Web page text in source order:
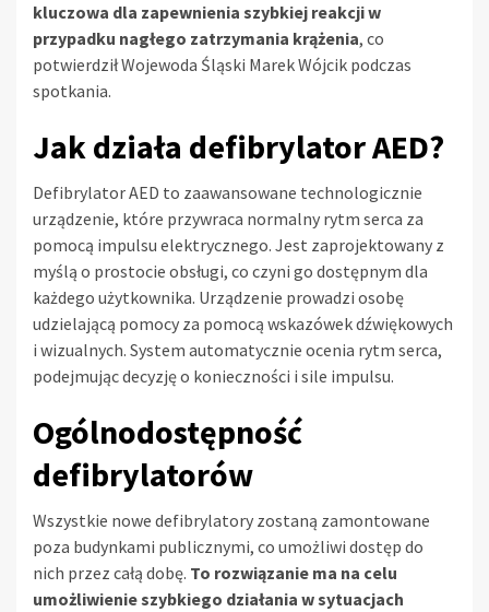
kluczowa dla zapewnienia szybkiej reakcji w
przypadku nagłego zatrzymania krążenia, co
potwierdził Wojewoda Śląski Marek Wójcik podczas
spotkania.
Jak działa defibrylator AED?
Defibrylator AED to zaawansowane technologicznie
urządzenie, które przywraca normalny rytm serca za
pomocą impulsu elektrycznego. Jest zaprojektowany z
myślą o prostocie obsługi, co czyni go dostępnym dla
każdego użytkownika. Urządzenie prowadzi osobę
udzielającą pomocy za pomocą wskazówek dźwiękowych
i wizualnych. System automatycznie ocenia rytm serca,
podejmując decyzję o konieczności i sile impulsu.
Ogólnodostępność
defibrylatorów
Wszystkie nowe defibrylatory zostaną zamontowane
poza budynkami publicznymi, co umożliwi dostęp do
nich przez całą dobę. To rozwiązanie ma na celu
umożliwienie szybkiego działania w sytuacjach